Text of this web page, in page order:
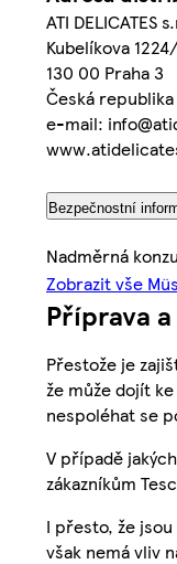
ATI DELICATES
Kubelíkova
130 00 Praha 3
Česká republika
e-mail:
Bezpečnostní
Nadměrná
Zobrazit vše
Příprava
Přestože je
že může dojít
nespoléhat se
V případě
zákazníkům
I přesto, že
však nemá vliv